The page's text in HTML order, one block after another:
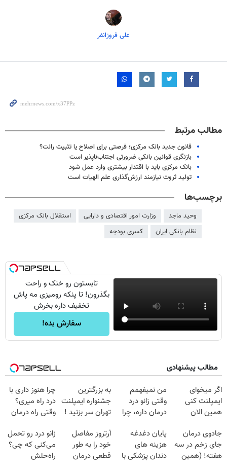
علی فروزانفر
مطالب مرتبط
قانون جدید بانک مرکزی؛ فرصتی برای اصلاح یا تثبیت رانت؟
بازنگری قوانین بانکی ضرورتی اجتناب‌ناپذیر است
بانک مرکزی باید با اقتدار بیشتری وارد عمل شود
تولید ثروت نیازمند ارزش‌گذاری علم الهیات است
برچسب‌ها
وحید ماجد وزارت امور اقتصادی و دارایی
استقلال بانک مرکزی
نظام بانکی ایران
کسری بودجه
تابستون رو خنک و راحت
بگذرون! تا پنکه رومیزی مه پاش
تخفیف داره بخرش
سفارش بده!
مطالب پیشنهادی
اگر میخوای
ایمپلنت کنی
همین الان
۲۵ میلیون
تومان!!!
من نمیفهمم
وقتی زانو درد
درمان داره، چرا
تحمل میکنی؟❗
به بزرگترین
جشنواره ایمپلنت
تهران سر بزنید !
میلیون !
چرا هنوز داری با
درد راه میری؟
وقتی راه درمان
جادوی درمان
جای زخم در سه
هفته! (همین
پایان دغدغه
هزینه های
دندان پزشکی با
آرتروز مفاصل
خود را به طور
قطعی درمان
زانو درد رو تحمل
می‌کنی که چی؟
راه‌حلش